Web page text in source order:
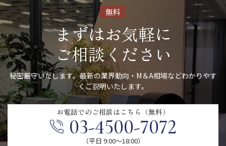
無料
まずはお気軽に
ご相談ください
秘密厳守いたします。最新の業界動向・M＆A相場などわかりやす
くご説明いたします。
お電話での ご相談はこちら（無料）
03-4500-7072
（平日 9:00〜18:00）